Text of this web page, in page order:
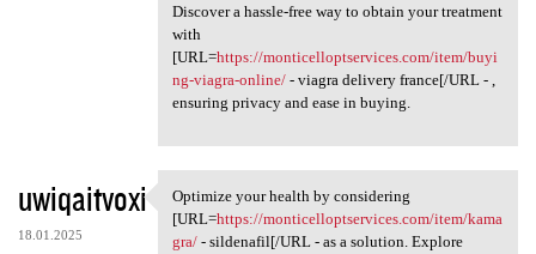
Discover a hassle-free way to obtain your treatment
with
[URL=https://monticelloptservices.com/item/buyi
ng-viagra-online/- viagra delivery france[/URL - ,
ensuring privacy and ease in buying.
uwiqaitvoxi
18.01.2025
Optimize your health by
Optimize your health by considering
[URL=https://monticelloptservices.com/item/kama
gra/- sildenafil[/URL - as a solution. Explore